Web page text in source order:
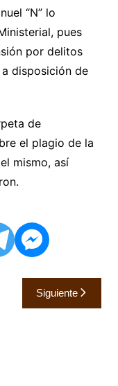
“N” lo
pues
por delitos
disposición de
de
el plagio de la
mismo, así
Siguiente